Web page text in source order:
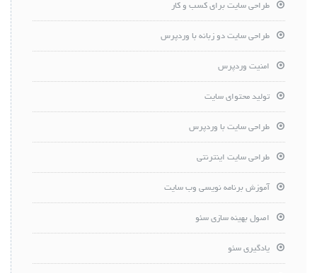
طراحی سایت برای کسب و کار
طراحی سایت دو زبانه با وردپرس
امنیت وردپرس
تولید محتوای سایت
طراحی سایت با وردپرس
طراحی سایت اینترنتی
آموزش برنامه نویسی وب سایت
اصول بهینه سازی سئو
یادگیری سئو